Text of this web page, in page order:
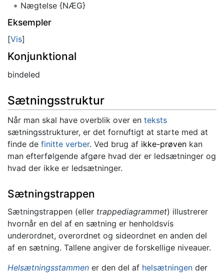
Nægtelse {NÆG}
Eksempler
Vis
Konjunktional
bindeled
Sætningsstruktur
Når man skal have overblik over en teksts
sætningsstrukturer, er det fornuftigt at starte med at
finde de finitte verber. Ved brug af ikke-prøven kan
man efterfølgende afgøre hvad der er ledsætninger og
hvad der ikke er ledsætninger.
Sætningstrappen
Sætningstrappen (eller trappediagrammet) illustrerer
hvornår en del af en sætning er henholdsvis
underordnet, overordnet og sideordnet en anden del
af en sætning. Tallene angiver de forskellige niveauer.
Helsætningsstammen er den del af helsætningen der